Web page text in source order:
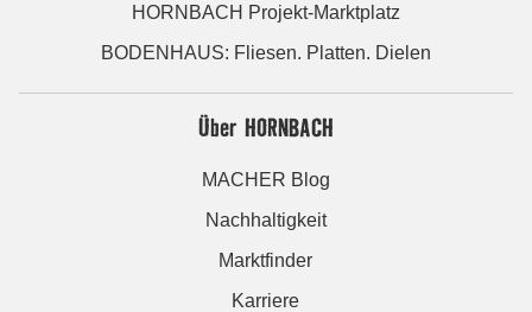
HORNBACH Projekt-Marktplatz
BODENHAUS: Fliesen. Platten. Dielen
Über HORNBACH
MACHER Blog
Nachhaltigkeit
Marktfinder
Karriere